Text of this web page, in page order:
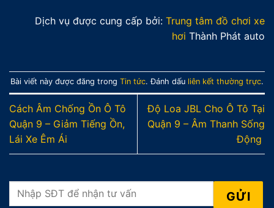
Dịch vụ được cung cấp bởi: Trung tâm đồ chơi xe
hơi Thành Phát auto
Bài viết này được đăng trong Tin tức. Đánh dấu liên kết thường trực.
Cách Âm Chống Ồn Ô Tô
Quận 9 – Giảm Tiếng Ồn,
Lái Xe Êm Ái
Độ Loa JBL Cho Ô Tô Tại
Quận 9 – Âm Thanh Sống
Động